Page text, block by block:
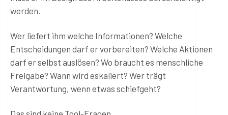
werden.
Wer liefert ihm welche Informationen? Welche
Entscheidungen darf er vorbereiten? Welche Aktionen
darf er selbst auslösen? Wo braucht es menschliche
Freigabe? Wann wird eskaliert? Wer trägt
Verantwortung, wenn etwas schiefgeht?